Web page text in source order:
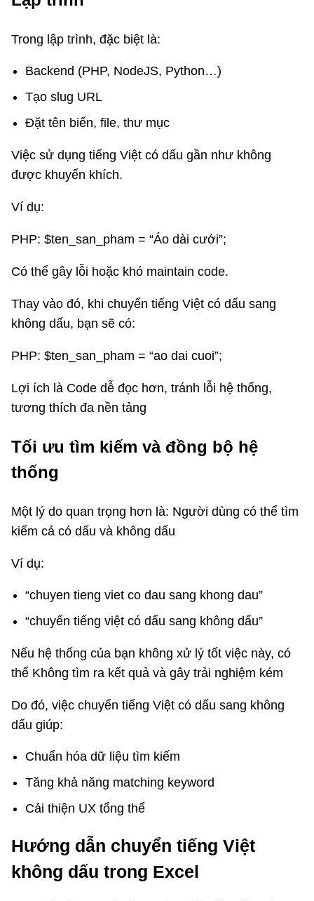
Trong lập trình, đặc biệt là:
Backend (PHP, NodeJS, Python…)
Tạo slug URL
Đặt tên biến, file, thư mục
Việc sử dụng tiếng Việt có dấu gần như không
được khuyến khích.
Ví dụ:
PHP: $ten_san_pham = “Áo dài cưới”;
Có thể gây lỗi hoặc khó maintain code.
Thay vào đó, khi chuyển tiếng Việt có dấu sang
không dấu, bạn sẽ có:
PHP: $ten_san_pham = “ao dai cuoi”;
Lợi ích là Code dễ đọc hơn, tránh lỗi hệ thống,
tương thích đa nền tảng
Tối ưu tìm kiếm và đồng bộ hệ
thống
Một lý do quan trọng hơn là: Người dùng có thể tìm
kiếm cả có dấu và không dấu
Ví dụ:
“chuyen tieng viet co dau sang khong dau”
“chuyển tiếng việt có dấu sang không dấu”
Nếu hệ thống của bạn không xử lý tốt việc này, có
thể Không tìm ra kết quả và gây trải nghiệm kém
Do đó, việc chuyển tiếng Việt có dấu sang không
dấu giúp:
Chuẩn hóa dữ liệu tìm kiếm
Tăng khả năng matching keyword
Cải thiện UX tổng thể
Hướng dẫn chuyển tiếng Việt
không dấu trong Excel